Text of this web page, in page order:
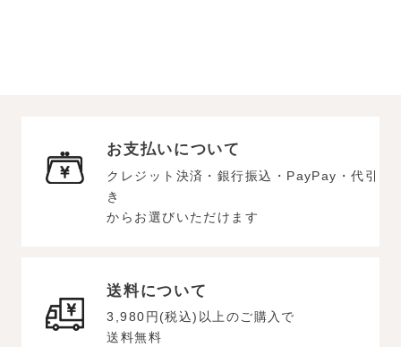
お支払いについて
クレジット決済・銀行振込・PayPay・代引
き
からお選びいただけます
送料について
3,980円(税込)以上のご購入で
送料無料